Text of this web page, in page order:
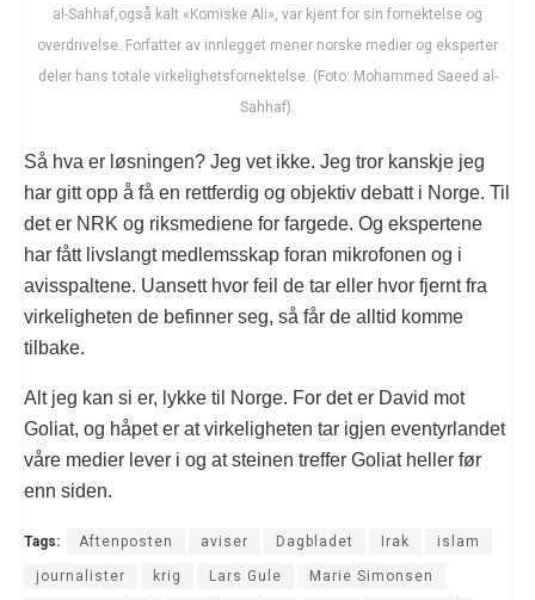
al-Sahhaf,også kalt «Komiske Ali», var kjent for sin fornektelse og
overdrivelse. Forfatter av innlegget mener norske medier og eksperter
deler hans totale virkelighetsfornektelse. (Foto: Mohammed Saeed al-
Sahhaf).
Så hva er løsningen? Jeg vet ikke. Jeg tror kanskje jeg
har gitt opp å få en rettferdig og objektiv debatt i Norge. Til
det er NRK og riksmediene for fargede. Og ekspertene
har fått livslangt medlemsskap foran mikrofonen og i
avisspaltene. Uansett hvor feil de tar eller hvor fjernt fra
virkeligheten de befinner seg, så får de alltid komme
tilbake.
Alt jeg kan si er, lykke til Norge. For det er David mot
Goliat, og håpet er at virkeligheten tar igjen eventyrlandet
våre medier lever i og at steinen treffer Goliat heller før
enn siden.
Tags: Aftenposten aviser Dagbladet Irak islam
journalister krig Lars Gule Marie Simonsen